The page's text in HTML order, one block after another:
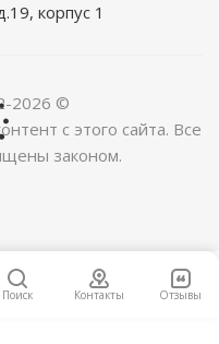
м2
корпус 1
2026 ©
с этого сайта. Все
законом.
Поиск Контакты Отзывы